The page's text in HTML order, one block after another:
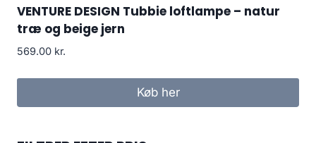
VENTURE DESIGN Tubbie loftlampe – natur
træ og beige jern
569.00 kr.
Køb her